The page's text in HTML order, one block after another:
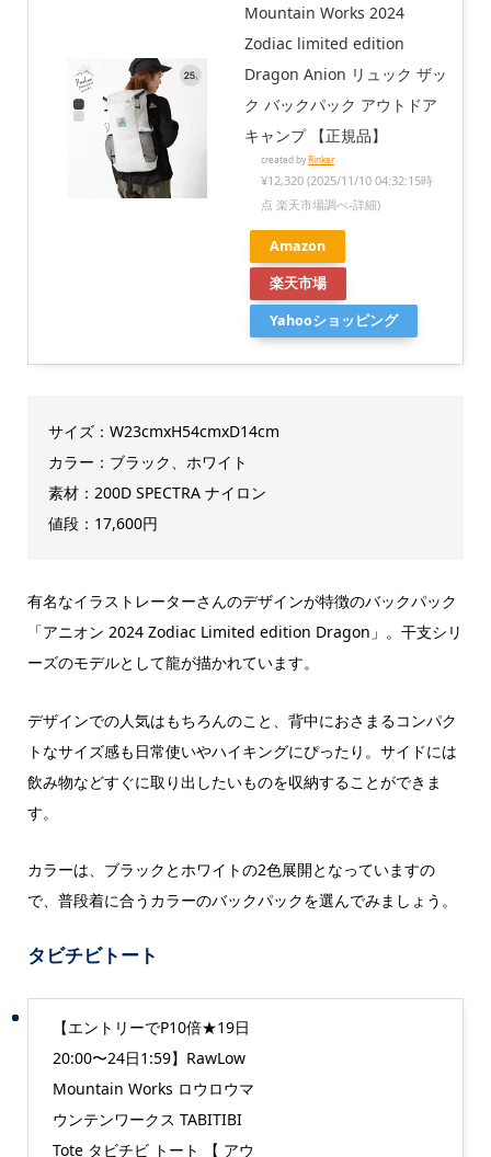
Mountain Works 2024
Zodiac limited edition
Dragon Anion リュック ザッ
ク バックパック アウトドア
キャンプ 【正規品】
created byRinker
¥12,320 (2025/11/10 04:32:15時
点 楽天市場調べ-詳細)
Amazon
楽天市場
Yahooショッピング
サイズ：W23cmxH54cmxD14cm
カラー：ブラック、ホワイト
素材：200D SPECTRA ナイロン
値段：17,600円
有名なイラストレーターさんのデザインが特徴のバックパック
「アニオン 2024 Zodiac Limited edition Dragon」。干支シリ
ーズのモデルとして龍が描かれています。
デザインでの人気はもちろんのこと、背中におさまるコンパク
トなサイズ感も日常使いやハイキングにぴったり。サイドには
飲み物などすぐに取り出したいものを収納することができま
す。
カラーは、ブラックとホワイトの2色展開となっていますの
で、普段着に合うカラーのバックパックを選んでみましょう。
タビチビトート
【エントリーでP10倍★19日
20:00〜24日1:59】RawLow
Mountain Works ロウロウマ
ウンテンワークス TABITIBI
Tote タビチビ トート 【 アウ